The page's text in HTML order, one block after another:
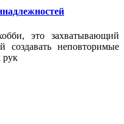
это захватывающий
создавать неповторимые
рук